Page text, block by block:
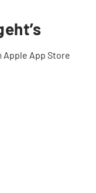
Apple App Store